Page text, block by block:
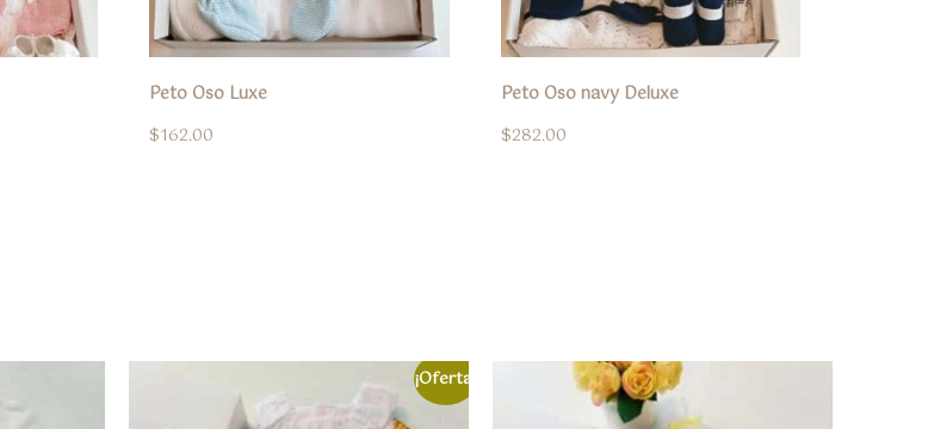
Peto Oso Luxe
$162.00
Peto Oso navy Deluxe
$282.00
¡Oferta!